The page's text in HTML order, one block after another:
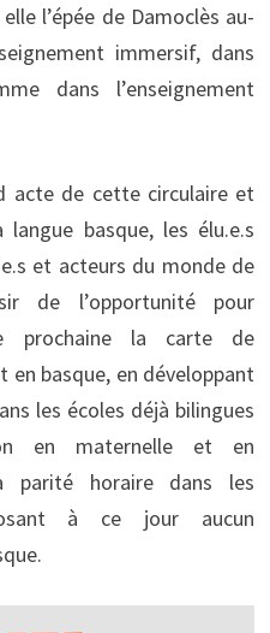
l’épée de Damoclès au-
immersif, dans
dans l’enseignement
acte de cette circulaire et
langue basque, les élu.e.s
et acteurs du monde de
de l’opportunité pour
prochaine la carte de
en basque, en développant
les écoles déjà bilingues
en maternelle et en
parité horaire dans les
à ce jour aucun